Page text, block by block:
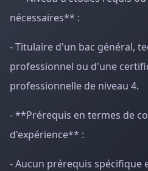
nécessaires** :
- Titulaire d'un bac général,
professionnel ou d'une
professionnelle de niveau 4.
- **Prérequis en termes de
d'expérience** :
- Aucun prérequis spécifique